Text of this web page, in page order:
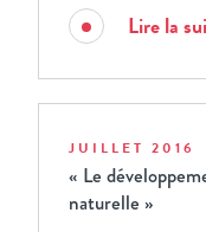
Lire la
JUILLET 2016
« Le
naturelle »